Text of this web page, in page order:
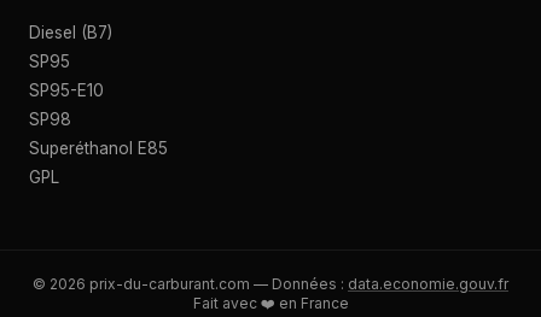
Diesel (B7)
SP95
SP95-E10
SP98
Superéthanol E85
GPL
© 2026 prix-du-carburant.com — Données : data.economie.gouv.fr
Fait avec ❤️ en France